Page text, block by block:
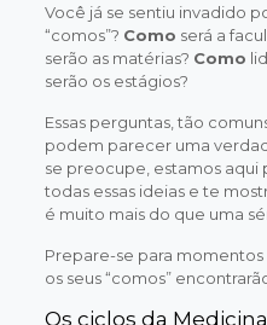
Você já se sentiu invadido
“comos”? Como será a
serão as matérias? Como
serão os estágios?
Essas perguntas, tão
podem parecer uma
se preocupe, estamos aqui
todas essas ideias e te
é muito mais do que uma
Prepare-se para
os seus “comos”
Os ciclos da Medicina